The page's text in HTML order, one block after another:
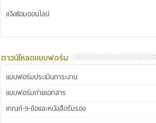
แจ้งซ่อมออนไลน์
ดาวน์โหลดแบบฟอร์ม
แบบฟอร์มประเมินภาระงาน
แบบฟอร์มถ่ายเอกสาร
เกณฑ์-9-ข้อและหนังสือรับรอง